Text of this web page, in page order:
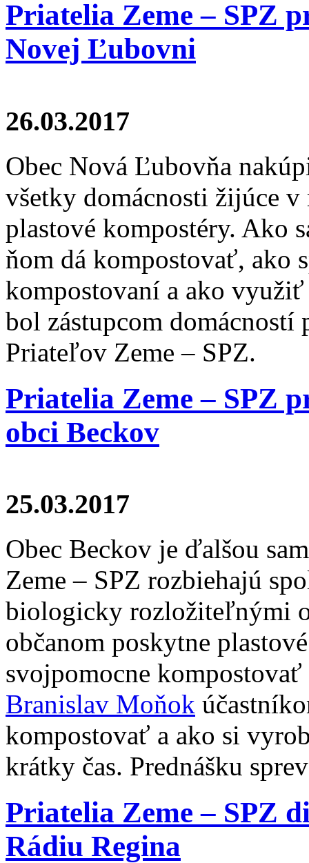
Priatelia Zeme – SPZ
Novej Ľubovni
26.03.2017
Obec Nová Ľubovňa
všetky domácnosti žijúce
plastové kompostéry. Ako
ňom dá kompostovať, ako
kompostovaní a ako
bol zástupcom
Priateľov Zeme – SPZ.
Priatelia Zeme – SPZ
obci Beckov
25.03.2017
Obec Beckov je ďalšou
Zeme – SPZ rozbiehajú
biologicky rozložiteľnými
občanom poskytne
svojpomocne
Branislav Moňok
kompostovať a ako si
krátky čas. Prednášku
Priatelia Zeme – SPZ
Rádiu Regina